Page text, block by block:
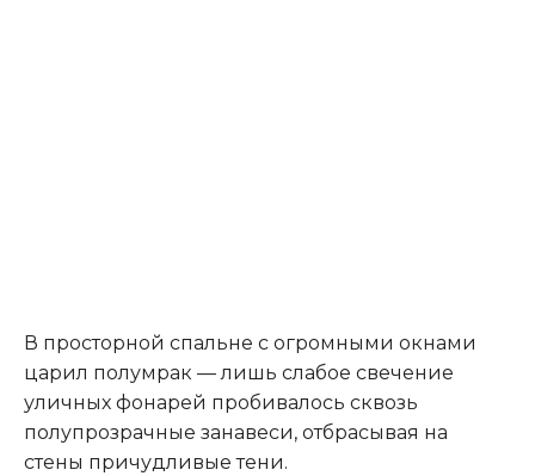
В просторной спальне с огромными окнами
царил полумрак — лишь слабое свечение
уличных фонарей пробивалось сквозь
полупрозрачные занавеси, отбрасывая на
стены причудливые тени.